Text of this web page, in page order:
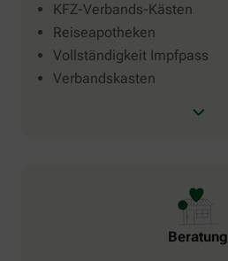
KFZ-Verbands-Kästen
Reiseapotheken
Vollständigkeit Impfpass
Verbandskasten
Beratung